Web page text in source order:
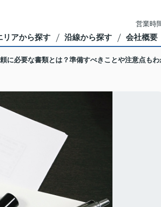
営業時
リアから探す 沿線から探す 会社概要
に必要な書類とは？準備すべきことや注意点も